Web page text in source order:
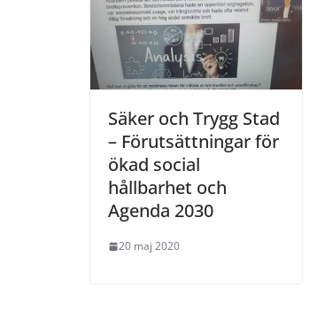
Säker och Trygg Stad
– Förutsättningar för
ökad social
hållbarhet och
Agenda 2030
20 maj 2020